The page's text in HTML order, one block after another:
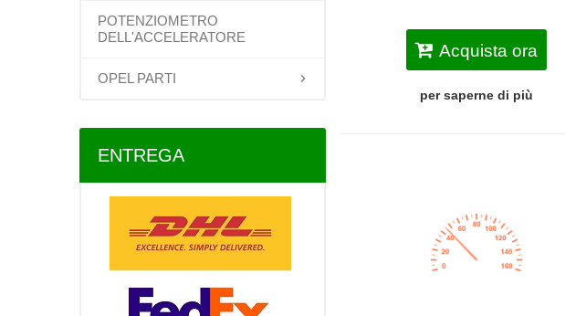
POTENZIOMETRO
DELL'ACCELERATORE
OPEL PARTI
ENTREGA
Acquista ora
per saperne di più